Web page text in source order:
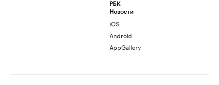
РБК
Новости
iOS
Android
AppGallery